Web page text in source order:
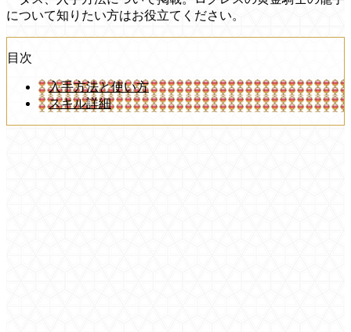
について知りたい方はお役立てください。
目次
入手方法と使い方
スキル詳細